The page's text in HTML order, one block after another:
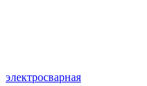
электросварная